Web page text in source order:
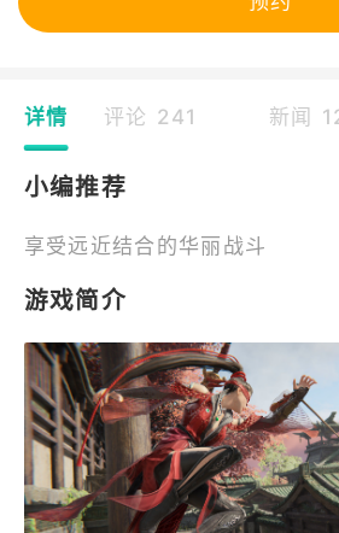
详情 评论 241 新闻
小编推荐
享受远近结合的华丽战斗
游戏简介